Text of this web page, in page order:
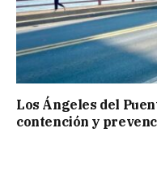
Los Ángeles del
contención y